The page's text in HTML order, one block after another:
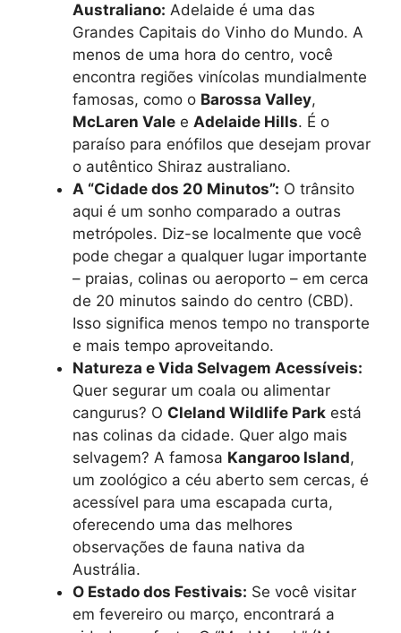
Australiano: Adelaide é uma das
Grandes Capitais do Vinho do Mundo. A
menos de uma hora do centro, você
encontra regiões vinícolas mundialmente
famosas, como o Barossa Valley,
McLaren Vale e Adelaide Hills. É o
paraíso para enófilos que desejam provar
o autêntico Shiraz australiano.
A “Cidade dos 20 Minutos”: O trânsito
aqui é um sonho comparado a outras
metrópoles. Diz-se localmente que você
pode chegar a qualquer lugar importante
– praias, colinas ou aeroporto – em cerca
de 20 minutos saindo do centro (CBD).
Isso significa menos tempo no transporte
e mais tempo aproveitando.
Natureza e Vida Selvagem Acessíveis:
Quer segurar um coala ou alimentar
cangurus? O Cleland Wildlife Park está
nas colinas da cidade. Quer algo mais
selvagem? A famosa Kangaroo Island,
um zoológico a céu aberto sem cercas, é
acessível para uma escapada curta,
oferecendo uma das melhores
observações de fauna nativa da
Austrália.
O Estado dos Festivais: Se você visitar
em fevereiro ou março, encontrará a